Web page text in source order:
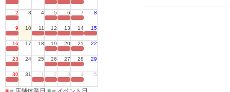
2 3 4 5 6 7 8
9 10 11 12 13 14 15
16 17 18 19 20 21 22
23 24 25 26 27 28 29
30 31 1 2 3 4 5